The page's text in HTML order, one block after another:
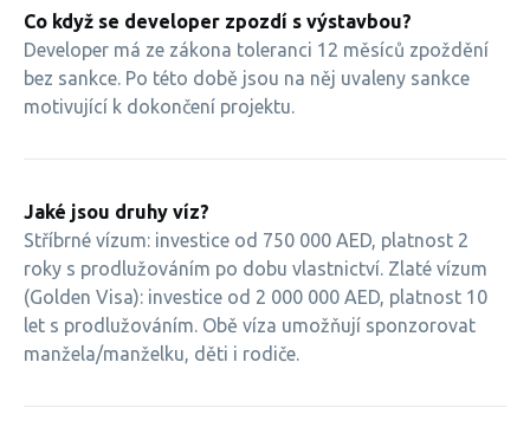
Co když se developer zpozdí s výstavbou?
Developer má ze zákona toleranci 12 měsíců zpoždění
bez sankce. Po této době jsou na něj uvaleny sankce
motivující k dokončení projektu.
Jaké jsou druhy víz?
Stříbrné vízum: investice od 750 000 AED, platnost 2
roky s prodlužováním po dobu vlastnictví. Zlaté vízum
(Golden Visa): investice od 2 000 000 AED, platnost 10
let s prodlužováním. Obě víza umožňují sponzorovat
manžela/manželku, děti i rodiče.